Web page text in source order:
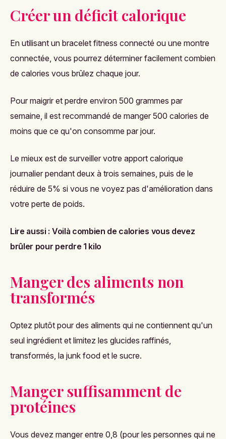
Créer un déficit calorique
En utilisant un bracelet fitness connecté ou une montre
connectée, vous pourrez déterminer facilement combien
de calories vous brûlez chaque jour.
Pour maigrir et perdre environ 500 grammes par
semaine, il est recommandé de manger 500 calories de
moins que ce qu'on consomme par jour.
Le mieux est de surveiller votre apport calorique
journalier pendant deux à trois semaines, puis de le
réduire de 5% si vous ne voyez pas d'amélioration dans
votre perte de poids.
Lire aussi : Voilà combien de calories vous devez
brûler pour perdre 1 kilo
Manger des aliments non
transformés
Optez plutôt pour des aliments qui ne contiennent qu'un
seul ingrédient et limitez les glucides raffinés,
transformés, la junk food et le sucre.
Manger suffisamment de
protéines
Vous devez manger entre 0,8 (pour les personnes qui ne